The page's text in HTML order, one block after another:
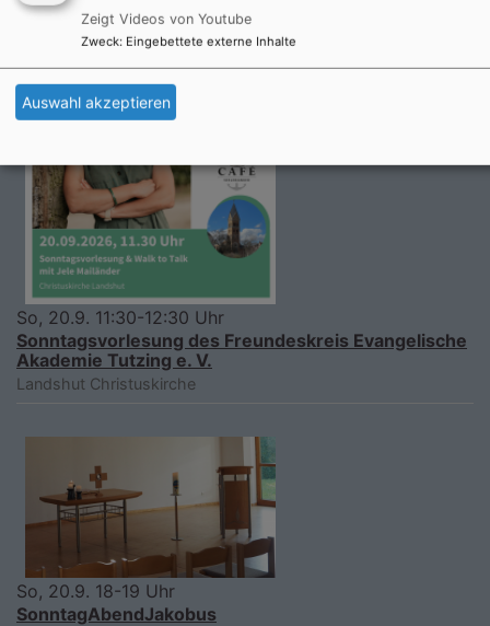
So, 20.9. 11:30-12:30 Uhr
Sonntagsvorlesung des Freundeskreis Evangelische
Akademie Tutzing e. V.
Landshut Christuskirche
So, 20.9. 18-19 Uhr
SonntagAbendJakobus
Zeigt Videos von Youtube
Zweck: Eingebettete externe Inhalte
Auswahl akzeptieren